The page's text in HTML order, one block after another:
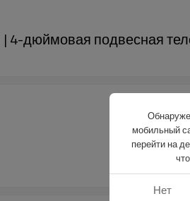
4-дюймовая подвесная
мобильный
перейти на
Нет